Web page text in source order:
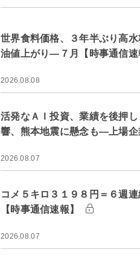
世界食料価格、３年半ぶり高
油値上がり―７月【時事通信速
2026.08.08
活発なＡＩ投資、業績を後押
響、熊本地震に懸念も―上場
2026.08.07
コメ５キロ３１９８円＝６週
【時事通信速報】
2026.08.07